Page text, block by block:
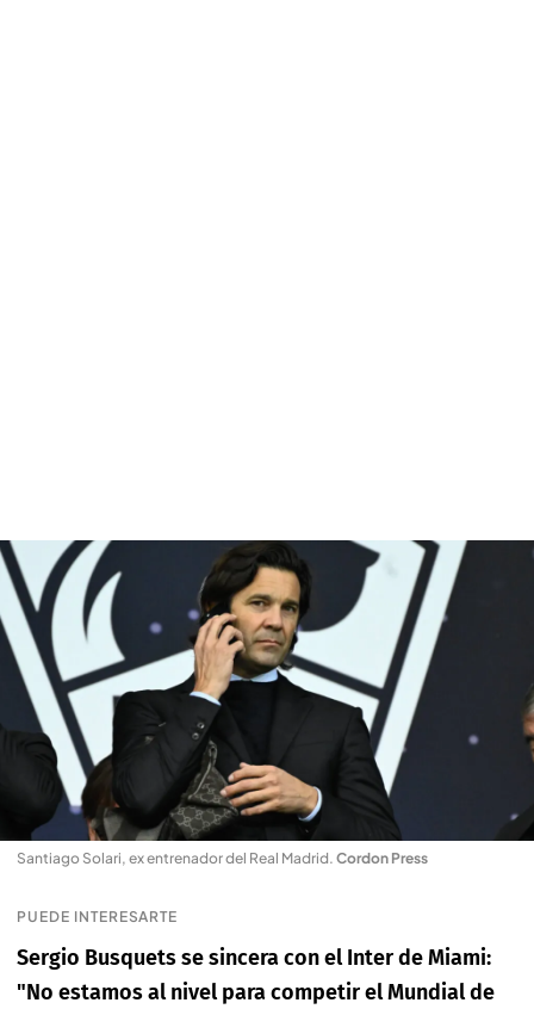
Santiago Solari, ex entrenador del Real Madrid. Cordon Press
PUEDE INTERESARTE
Sergio Busquets se sincera con el Inter de Miami:
"No estamos al nivel para competir el Mundial de